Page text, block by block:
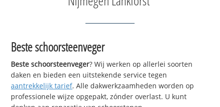
Beste schoorsteenveger
Beste schoorsteenveger? Wij werken op allerlei soorten
daken en bieden een uitstekende service tegen
aantrekkelijk tarief. Alle dakwerkzaamheden worden op
professionele wijze opgepakt, zónder overlast. U kunt